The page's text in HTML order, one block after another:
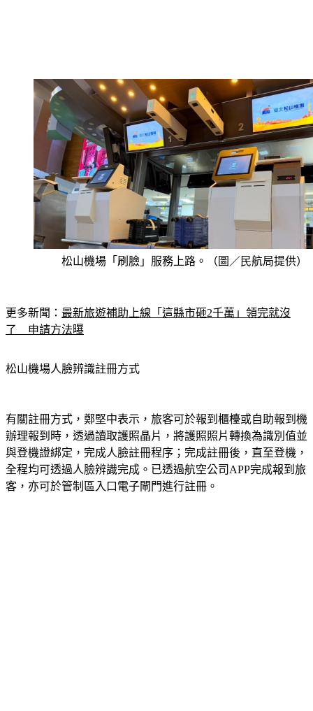
松山機場「刷臉」服務上路。（圖／民航局提供）
更多新聞： 最新旅遊補助上線「這縣市砸2千萬」領完就沒
了　申請方法曝
松山機場人臉辨識註冊方式
有關註冊方式，鄭堅中表示，旅客可於報到櫃檯或自助報到機
辦理報到時，透過讀取護照晶片，將護照照片轉換為識別值並
與登機證綁定，完成人臉註冊程序；完成註冊後，直至登機，
全程均可透過人臉辨識完成。已透過航空公司APP完成報到旅
客，亦可於管制區入口電子閘門進行註冊。